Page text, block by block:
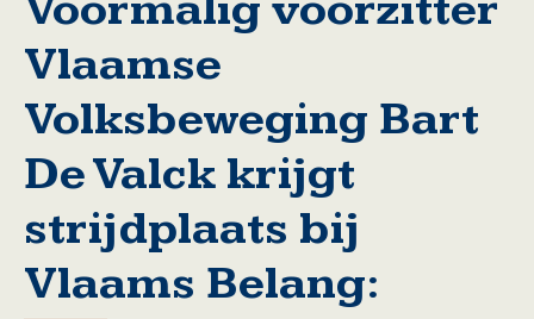
Vlaamse
Volksbeweging Bart
De Valck krijgt
strijdplaats bij
Vlaams Belang: